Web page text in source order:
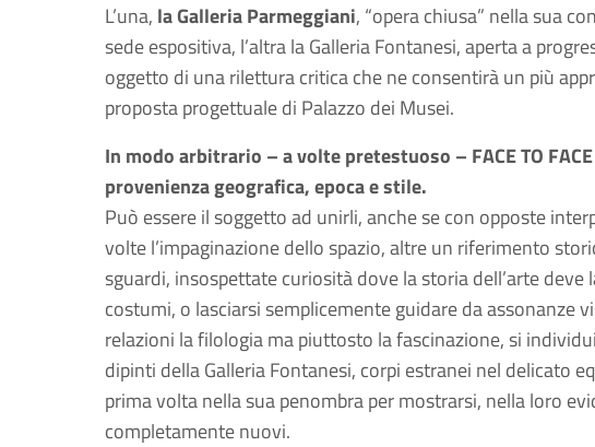
L’una, la Galleria Parmeggiani, “opera chiusa” nella sua
sede espositiva, l’altra la Galleria Fontanesi, aperta a
oggetto di una rilettura critica che ne consentirà un più
proposta progettuale di Palazzo dei Musei.
In modo arbitrario – a volte pretestuoso – FACE TO
provenienza geografica, epoca e stile.
Può essere il soggetto ad unirli, anche se con opposte
volte l’impaginazione dello spazio, altre un riferimento
sguardi, insospettate curiosità dove la storia dell’arte
costumi, o lasciarsi semplicemente guidare da assonanze
relazioni la filologia ma piuttosto la fascinazione, si
dipinti della Galleria Fontanesi, corpi estranei nel delicato
prima volta nella sua penombra per mostrarsi, nella loro
completamente nuovi.